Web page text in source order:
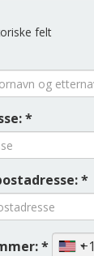
felt
*
*
*
+1